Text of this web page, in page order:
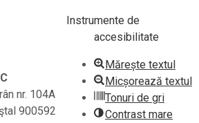
nr. 104A
900592
Instrumente de
accesibilitate
Mărește textul
Micșorează textul
Tonuri de gri
Contrast mare